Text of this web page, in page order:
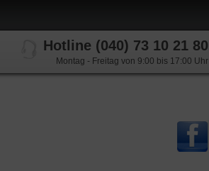
Hotline (040) 73 10 21 80
Montag - Freitag von 9:00 bis 17:00 Uhr